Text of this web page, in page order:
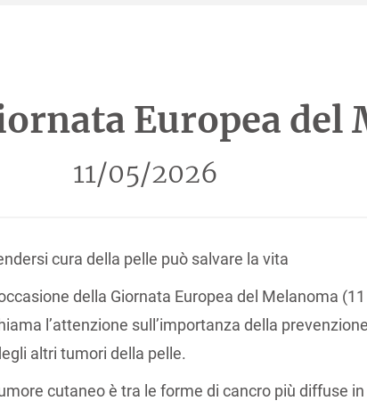
Europea del
11/05/2026
cura della pelle può salvare la vita
della Giornata Europea del Melanoma
l’attenzione sull’importanza della
altri tumori della pelle.
cutaneo è tra le forme di cancro più diffuse